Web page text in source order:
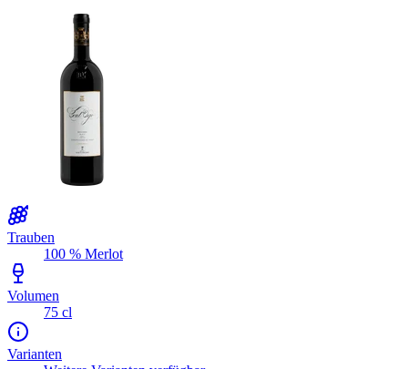
Trauben
100 % Merlot
Volumen
75 cl
Varianten